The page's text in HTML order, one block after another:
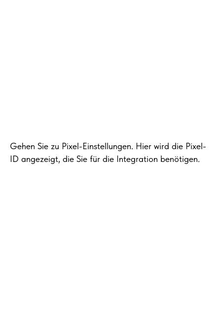
Gehen Sie zu Pixel-Einstellungen. Hier wird die Pixel-
ID angezeigt, die Sie für die Integration benötigen.